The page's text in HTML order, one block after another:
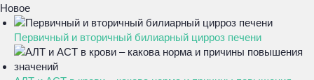
Новое
Первичный и вторичный билиарный цирроз печени